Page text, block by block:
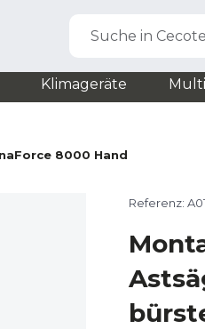
Suche in
Klimageräte
8000 Hand
Referenz: